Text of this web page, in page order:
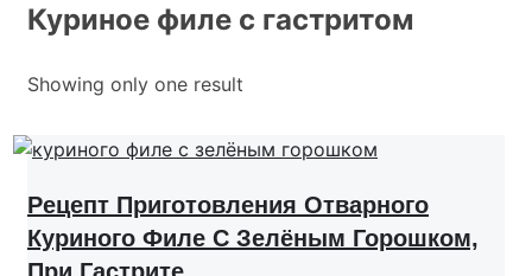
Куриное филе с гастритом
Showing only one result
Рецепт Приготовления Отварного
Куриного Филе С Зелёным Горошком,